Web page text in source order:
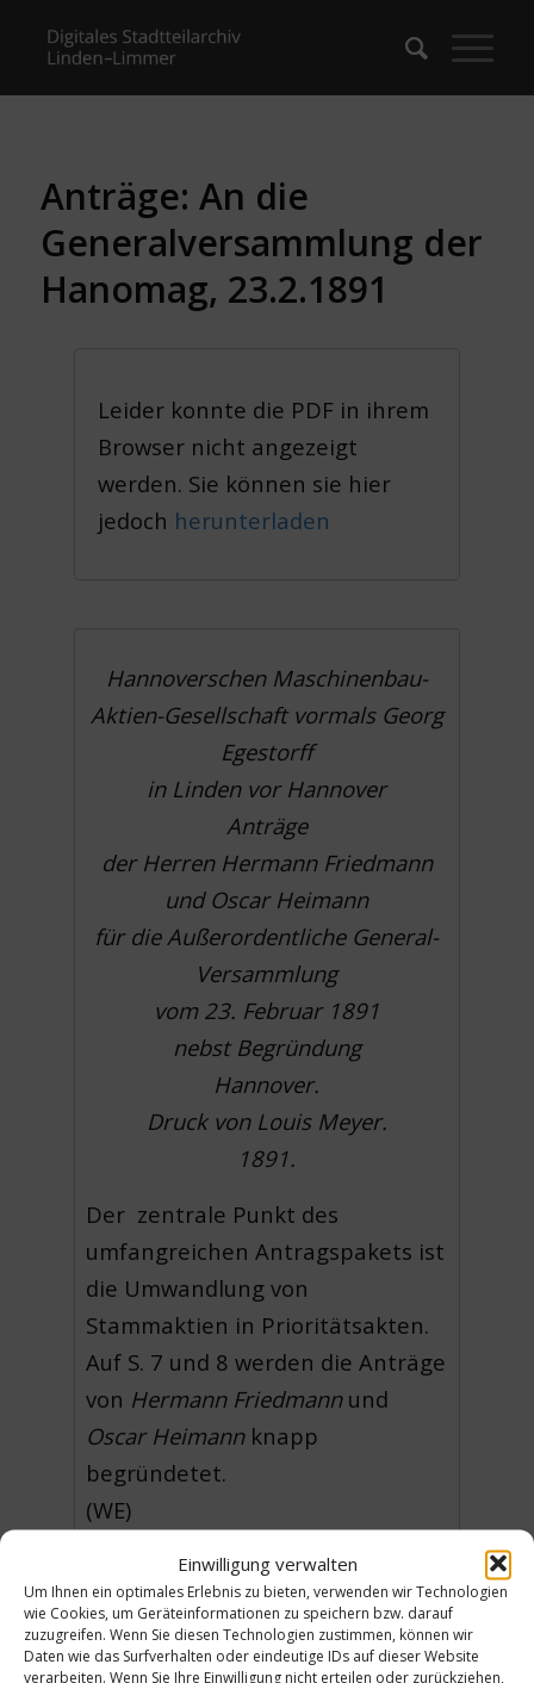
Einwilligung verwalten
Um Ihnen ein optimales Erlebnis zu bieten, verwenden wir Technologien
wie Cookies, um Geräteinformationen zu speichern bzw. darauf
zuzugreifen. Wenn Sie diesen Technologien zustimmen, können wir
Daten wie das Surfverhalten oder eindeutige IDs auf dieser Website
verarbeiten. Wenn Sie Ihre Einwilligung nicht erteilen oder zurückziehen,
Anträge: An die
Generalversammlung der
Hanomag, 23.2.1891
Leider konnte die PDF in ihrem
Browser nicht angezeigt
werden. Sie können sie hier
jedoch herunterladen
Hannoverschen Maschinenbau-
Aktien-Gesellschaft vormals Georg
Egestorff
in Linden vor Hannover
Anträge
der Herren Hermann Friedmann
und Oscar Heimann
für die Außerordentliche General-
Versammlung
vom 23. Februar 1891
nebst Begründung
Hannover.
Druck von Louis Meyer.
1891.
Der zentrale Punkt des
umfangreichen Antragspakets ist
die Umwandlung von
Stammaktien in Prioritätsakten.
Auf S. 7 und 8 werden die Anträge
von Hermann Friedmannund
Oscar Heimannknapp
begründetet.
(WE)
weitere Geschäftsberichte der
Hanomag für die Jahre
1881
1882